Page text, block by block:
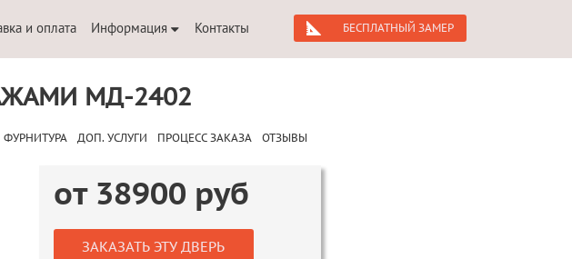
и оплата Информация Контакты БЕСПЛАТНЫЙ ЗАМЕР
МД-2402
ФУРНИТУРА ДОП. УСЛУГИ ПРОЦЕСС ЗАКАЗА ОТЗЫВЫ
от 38900 руб
ЗАКАЗАТЬ ЭТУ ДВЕРЬ